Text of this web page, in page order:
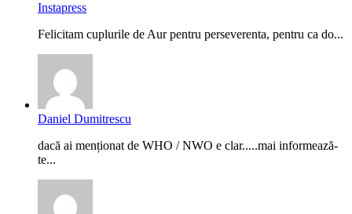
Instapress
Felicitam cuplurile de Aur pentru perseverenta, pentru ca do...
Daniel Dumitrescu
dacă ai menționat de WHO / NWO e clar.....mai informează-
te...